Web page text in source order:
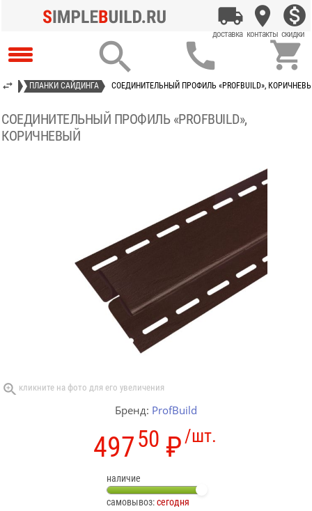
  
ПЛАНКИ САЙДИНГА СОЕДИНИТЕЛЬНЫЙ ПРОФИЛЬ «PROFBUILD»,
СОЕДИНИТЕЛЬНЫЙ ПРОФИЛЬ «PROFBUILD»,
КОРИЧНЕВЫЙ
Бренд: ProfBuild
/шт.
49750 ₽
наличие
самовывоз:сегодня